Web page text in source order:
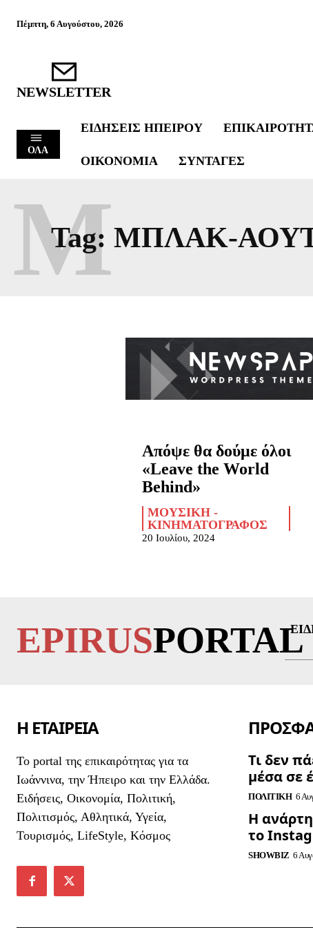
Πέμπτη, 6 Αυγούστου, 2026
NEWSLETTER
ΟΛΑ
ΕΙΔΉΣΕΙΣ ΗΠΕΊΡΟΥ
ΟΙΚΟΝΟΜΊΑ ΣΥΝΤΑΓΈΣ
Tag: ΜΠΛΑΚ-
Μ
Απόψε θα δούμε όλοι
«Leave the World
Behind»
ΜΟΥΣΙΚΉ -
ΚΙΝΗΜΑΤΟΓΡΆΦΟΣ
20 Ιουλίου, 2024
EPIRUSPORTAL
Η ΕΤΑΙΡΕΙΑ
To portal της επικαιρότητας για τα
Ιωάννινα, την Ήπειρο και την Ελλάδα.
Ειδήσεις, Οικονομία, Πολιτική,
Πολιτισμός, Αθλητικά, Υγεία,
Τουρισμός, LifeStyle, Κόσμος
Τι δεν
μέσα σε
ΠΟΛΙΤΙΚΉ 6
Η
το
SHOWBIZ 6